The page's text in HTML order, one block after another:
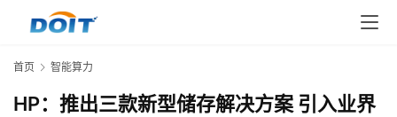
首页 智能算力
HP：推出三款新型储存解决方案 引入业界